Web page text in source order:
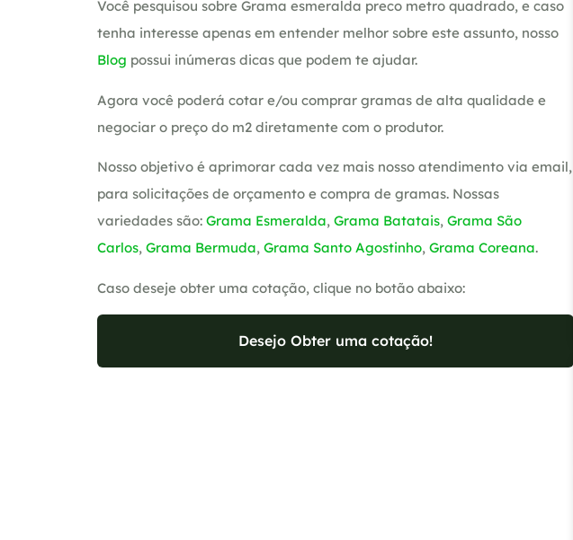
Você pesquisou sobre Grama esmeralda preco metro quadrado, e caso
tenha interesse apenas em entender melhor sobre este assunto, nosso
Blog possui inúmeras dicas que podem te ajudar.
Agora você poderá cotar e/ou comprar gramas de alta qualidade e
negociar o preço do m2 diretamente com o produtor.
Nosso objetivo é aprimorar cada vez mais nosso atendimento via email,
para solicitações de orçamento e compra de gramas. Nossas
variedades são: Grama Esmeralda, Grama Batatais, Grama São
Carlos, Grama Bermuda, Grama Santo Agostinho, Grama Coreana.
Caso deseje obter uma cotação, clique no botão abaixo:
Desejo Obter uma cotação!